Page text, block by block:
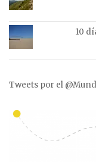
10
Tweets por el